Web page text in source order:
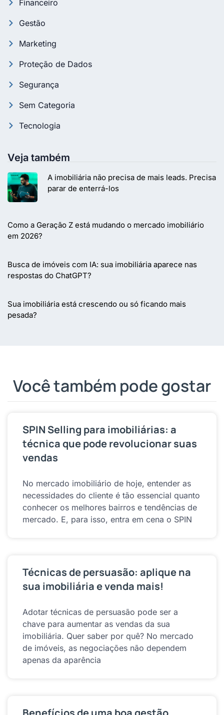
Financeiro
Gestão
Marketing
Proteção de Dados
Segurança
Sem Categoria
Tecnologia
Veja também
A imobiliária não precisa de mais leads. Precisa
parar de enterrá-los
Como a Geração Z está mudando o mercado imobiliário
em 2026?
Busca de imóveis com IA: sua imobiliária aparece nas
respostas do ChatGPT?
Sua imobiliária está crescendo ou só ficando mais
pesada?
Você também pode gostar
SPIN Selling para imobiliárias: a
técnica que pode revolucionar suas
vendas
No mercado imobiliário de hoje, entender as
necessidades do cliente é tão essencial quanto
conhecer os melhores bairros e tendências de
mercado. E, para isso, entra em cena o SPIN
Técnicas de persuasão: aplique na
sua imobiliária e venda mais!
Adotar técnicas de persuasão pode ser a
chave para aumentar as vendas da sua
imobiliária. Quer saber por quê? No mercado
de imóveis, as negociações não dependem
apenas da aparência